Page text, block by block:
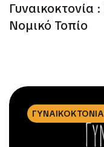
Γυναικοκτονία
Νομικό Τοπίο
ΓΥΝΑΙΚΟΚΤΟΝΙΑ